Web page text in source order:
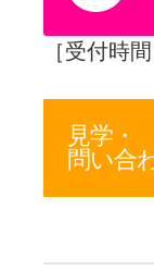
［受付時
見学・
問い合